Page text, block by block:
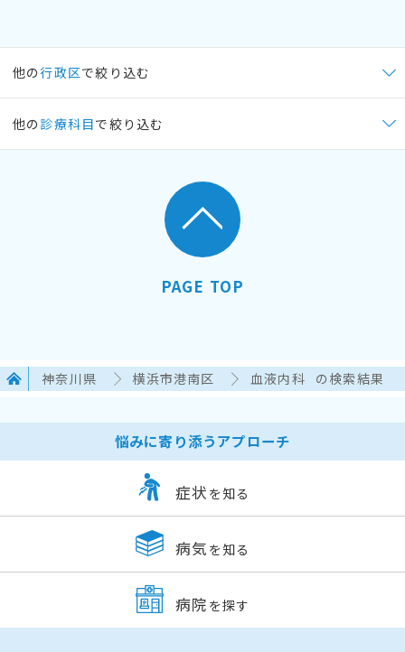
他の行政区で絞り込む
他の 診療科目で絞り込む
PAGE TOP
神奈川県 横浜市港南区 血液内科 の検索結果
悩みに寄り添うアプローチ
症状 を知る
病気 を知る
病院 を探す